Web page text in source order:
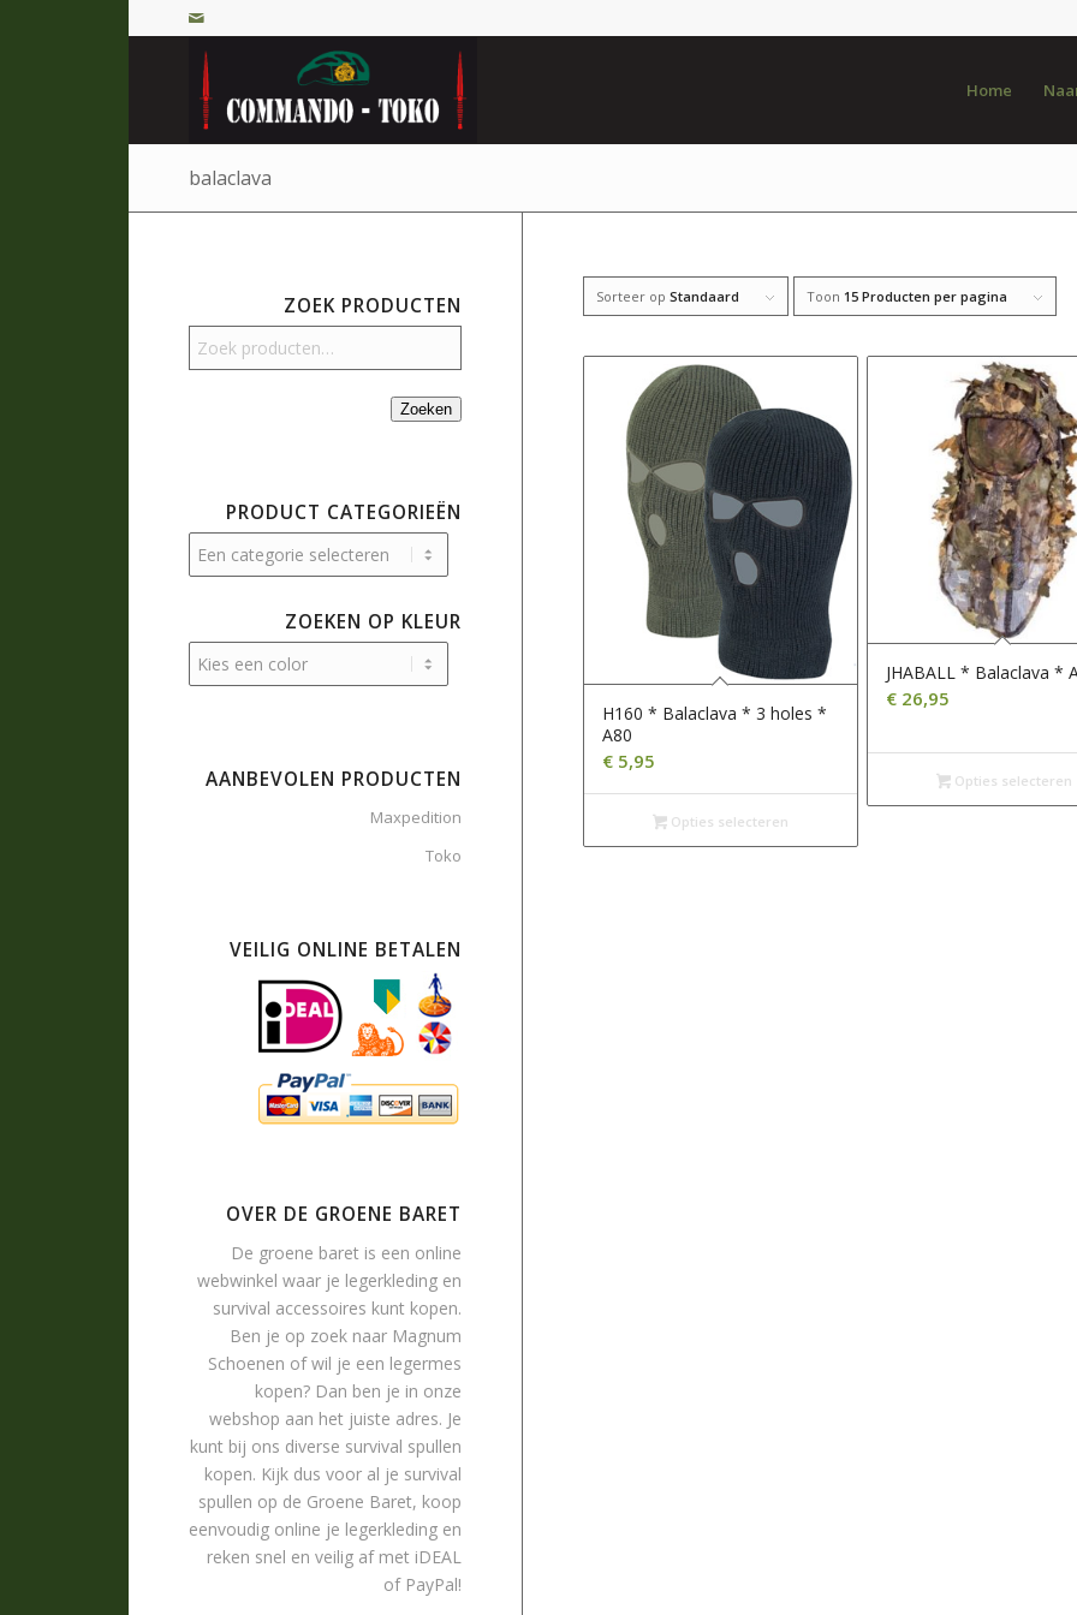
Home
balaclava
Sorteer opStandaard Toon 15 Producten per pagina
H160 * Balaclava * 3 holes *
A80
€ 5,95
Opties selecteren
JHABALL * Balaclava *
€26,95
Opties selecteren
ZOEK PRODUCTEN
Zoeken
PRODUCT CATEGORIEËN
ZOEKEN OP KLEUR
AANBEVOLEN PRODUCTEN
Maxpedition
Toko
VEILIG ONLINE BETALEN
OVER DE GROENE BARET
De groene baret is een online
webwinkel waar je legerkleding en
survival accessoires kunt kopen.
Ben je op zoek naar Magnum
Schoenen of wil je een legermes
kopen? Dan ben je in onze
webshop aan het juiste adres. Je
kunt bij ons diverse survival spullen
kopen. Kijk dus voor al je survival
spullen op de Groene Baret, koop
eenvoudig online je legerkleding en
reken snel en veilig af met iDEAL
of PayPal!